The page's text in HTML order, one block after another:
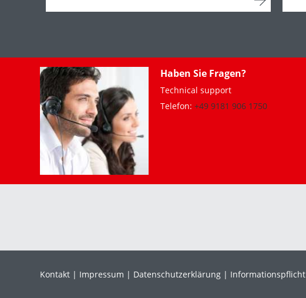
Haben Sie Fragen?
Technical support
Telefon: +49 9181 906 1750
Kontakt Impressum Datenschutzerklärung Informationspflicht